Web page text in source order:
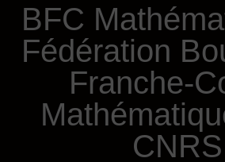
BFC
Fédération
Franche-
CNRS